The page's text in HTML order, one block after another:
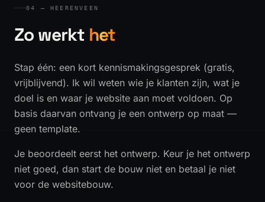
04 — HEERENVEEN
Zo werkt het
Stap één: een kort kennismakingsgesprek (gratis,
vrijblijvend). Ik wil weten wie je klanten zijn, wat je
doel is en waar je website aan moet voldoen. Op
basis daarvan ontvang je een ontwerp op maat —
geen template.
Je beoordeelt eerst het ontwerp. Keur je het ontwerp
niet goed, dan start de bouw niet en betaal je niet
voor de websitebouw.